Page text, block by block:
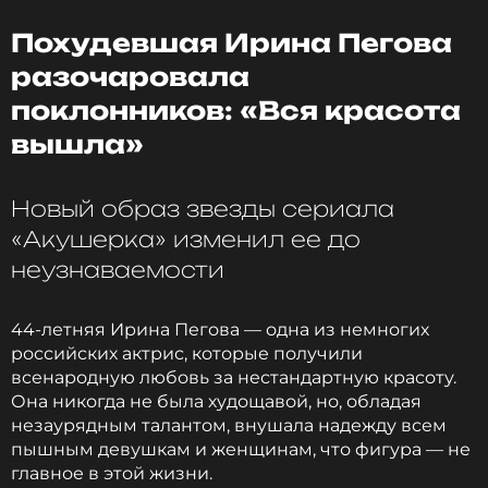
Похудевшая Ирина Пегова
разочаровала
поклонников: «Вся красота
вышла»
Новый образ звезды сериала
«Акушерка» изменил ее до
неузнаваемости
44-летняя Ирина Пегова — одна из немногих
российских актрис, которые получили
всенародную любовь за нестандартную красоту.
Она никогда не была худощавой, но, обладая
незаурядным талантом, внушала надежду всем
пышным девушкам и женщинам, что фигура — не
главное в этой жизни.